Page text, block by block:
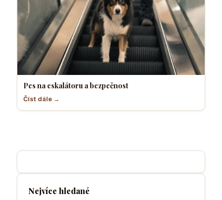
Pes na eskalátoru a bezpečnost
Číst dále →
Nejvíce hledané